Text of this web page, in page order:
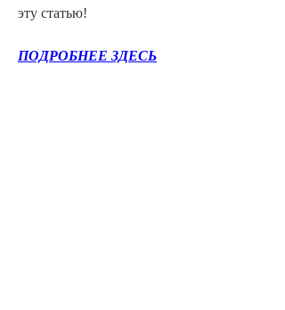
эту статью!
ПОДРОБНЕЕ ЗДЕСЬ